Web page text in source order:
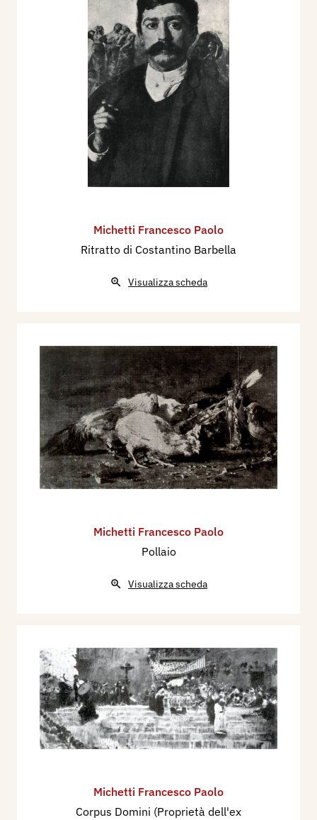
Michetti Francesco Paolo
Ritratto di Costantino Barbella
Visualizza scheda
Michetti Francesco Paolo
Pollaio
Visualizza scheda
Michetti Francesco Paolo
Corpus Domini (Proprietà dell'ex